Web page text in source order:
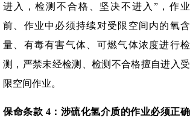
进入，检测不合格、坚决不进入”，作业
前、作业中必须持续对受限空间内的氧含
量、有毒有害气体、可燃气体浓度进行检
测，严禁未经检测、检测不合格擅自进入受
限空间作业。
保命条款 4：涉硫化氢介质的作业必须正确